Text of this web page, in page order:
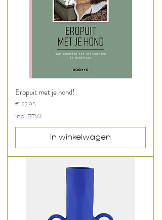
Eropuit met je hond!
Prijs
€ 22,95
incl.BTW
In winkelwagen